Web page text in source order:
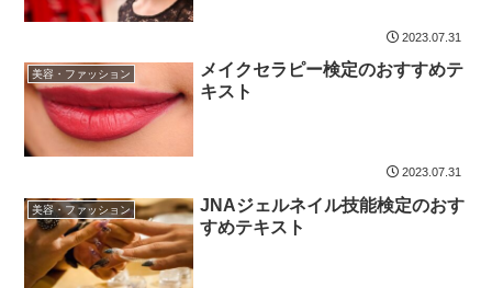
2023.07.31
美容・ファッション
メイクセラピー検定のおすすめテ
キスト
2023.07.31
美容・ファッション
JNAジェルネイル技能検定のおす
すめテキスト